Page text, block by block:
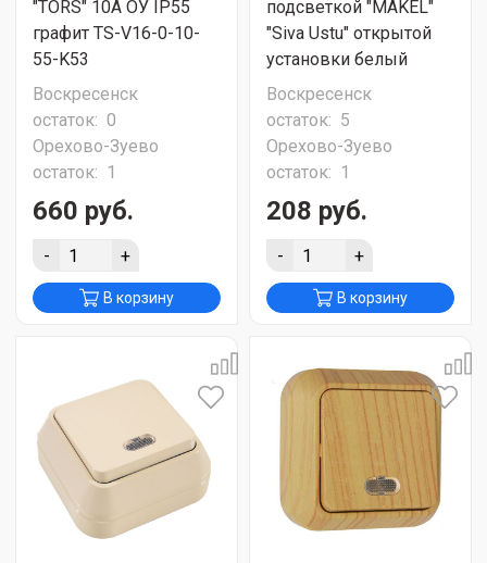
"TORS" 10А ОУ IP55
графит TS-V16-0-10-
55-K53
Воскресенск
остаток: 0
Орехово-Зуево
остаток: 1
660 руб.
- +
В корзину
подсветкой "MAKEL"
"Siva Ustu" открытой
установки белый
Воскресенск
остаток: 5
Орехово-Зуево
остаток: 1
208 руб.
- +
В корзину